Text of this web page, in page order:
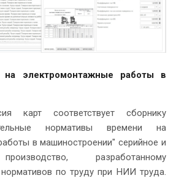
на электромонтажные работы в
карт соответствует сборнику
нормативы времени на
в машиностроении" серийное и
разработанному
по труду при НИИ труда.